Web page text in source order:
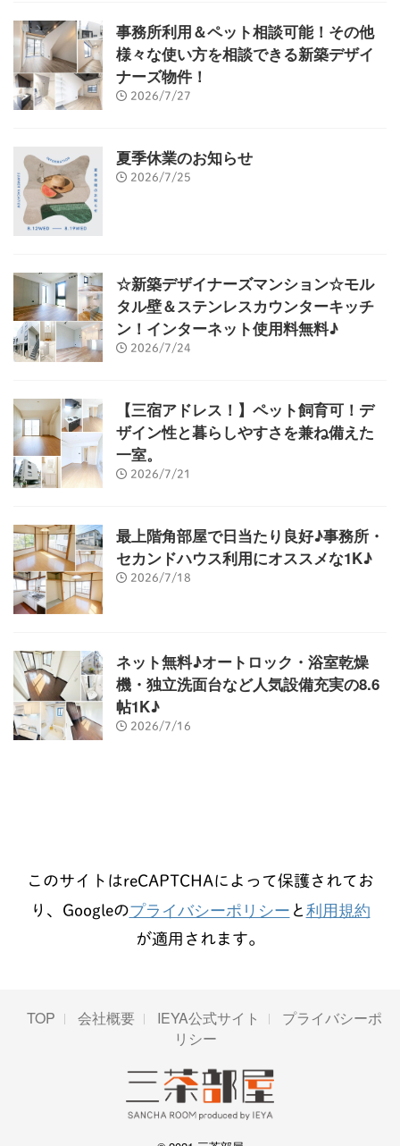
事務所利用＆ペット相談可能！その他
様々な使い方を相談できる新築デザイ
ナーズ物件！
2026/7/27
夏季休業のお知らせ
2026/7/25
☆新築デザイナーズマンション☆モル
タル壁＆ステンレスカウンターキッチ
ン！インターネット使用料無料♪
2026/7/24
【三宿アドレス！】ペット飼育可！デ
ザイン性と暮らしやすさを兼ね備えた
一室。
2026/7/21
最上階角部屋で日当たり良好♪事務所・
セカンドハウス利用にオススメな1K♪
2026/7/18
ネット無料♪オートロック・浴室乾燥
機・独立洗面台など人気設備充実の8.6
帖1K♪
2026/7/16
このサイトはreCAPTCHAによって保護されてお
り、Googleのプライバシーポリシー と 利用規約
が適用されます。
TOP 会社概要 IEYA公式サイト
プライバシーポ
リシー